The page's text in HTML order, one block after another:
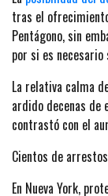
tras el
Pentágono, sin
por si es necesario
La relativa calma
ardido decenas de
contrastó con el
Cientos de arrestos
En Nueva York,